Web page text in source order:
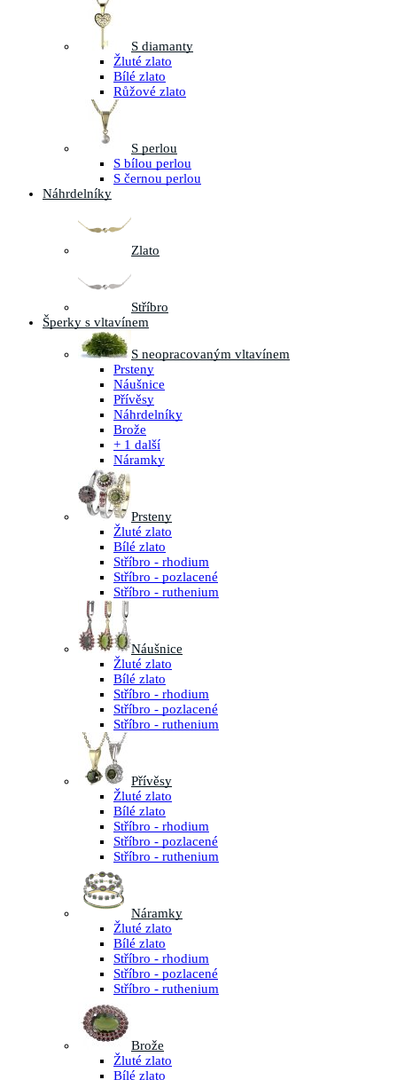
S diamanty
Žluté zlato
Bílé zlato
Růžové zlato
S perlou
S bílou perlou
S černou perlou
Náhrdelníky
Zlato
Stříbro
Šperky s vltavínem
S neopracovaným vltavínem
Prsteny
Náušnice
Přívěsy
Náhrdelníky
Brože
+ 1 další
Náramky
Prsteny
Žluté zlato
Bílé zlato
Stříbro - rhodium
Stříbro - pozlacené
Stříbro - ruthenium
Náušnice
Žluté zlato
Bílé zlato
Stříbro - rhodium
Stříbro - pozlacené
Stříbro - ruthenium
Přívěsy
Žluté zlato
Bílé zlato
Stříbro - rhodium
Stříbro - pozlacené
Stříbro - ruthenium
Náramky
Žluté zlato
Bílé zlato
Stříbro - rhodium
Stříbro - pozlacené
Stříbro - ruthenium
Brože
Žluté zlato
Bílé zlato